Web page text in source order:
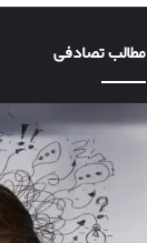
مطالب تصادفی